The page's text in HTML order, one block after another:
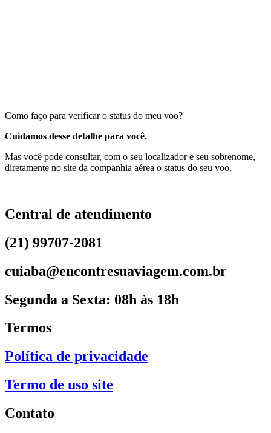
Como faço para verificar o status do meu voo?
Cuidamos desse detalhe para você.
Mas você pode consultar, com o seu localizador e seu sobrenome,
diretamente no site da companhia aérea o status do seu voo.
Central de atendimento
(21) 99707-2081
cuiaba@encontresuaviagem.com.br
Segunda a Sexta: 08h às 18h
Termos
Política de privacidade
Termo de uso site
Contato